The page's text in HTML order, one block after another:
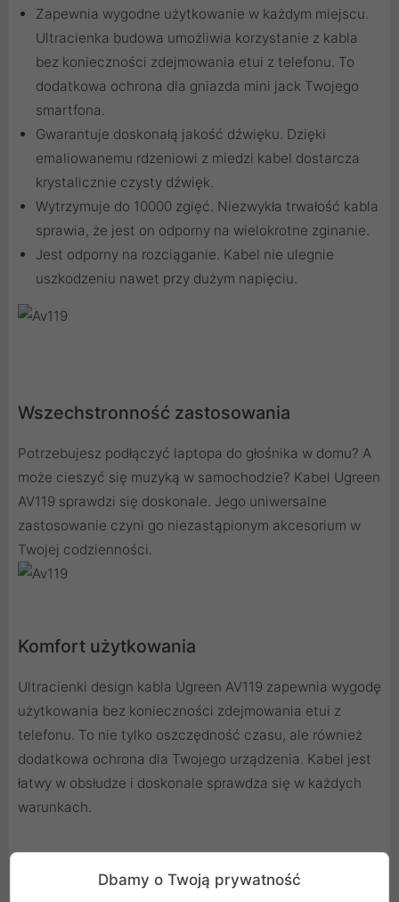
Zapewnia wygodne użytkowanie w każdym miejscu.
Ultracienka budowa umożliwia korzystanie z kabla
bez konieczności zdejmowania etui z telefonu. To
dodatkowa ochrona dla gniazda mini jack Twojego
smartfona.
Gwarantuje doskonałą jakość dźwięku. Dzięki
emaliowanemu rdzeniowi z miedzi kabel dostarcza
krystalicznie czysty dźwięk.
Wytrzymuje do 10000 zgięć. Niezwykła trwałość kabla
sprawia, że jest on odporny na wielokrotne zginanie.
Jest odporny na rozciąganie. Kabel nie ulegnie
uszkodzeniu nawet przy dużym napięciu.
Wszechstronność zastosowania
Potrzebujesz podłączyć laptopa do głośnika w domu? A
może cieszyć się muzyką w samochodzie? Kabel Ugreen
AV119 sprawdzi się doskonale. Jego uniwersalne
zastosowanie czyni go niezastąpionym akcesorium w
Twojej codzienności.
Komfort użytkowania
Ultracienki design kabla Ugreen AV119 zapewnia wygodę
użytkowania bez konieczności zdejmowania etui z
telefonu. To nie tylko oszczędność czasu, ale również
dodatkowa ochrona dla Twojego urządzenia. Kabel jest
łatwy w obsłudze i doskonale sprawdza się w każdych
warunkach.
Gwarancja doskonałej jakości dźwięku
Dbamy o Twoją prywatność